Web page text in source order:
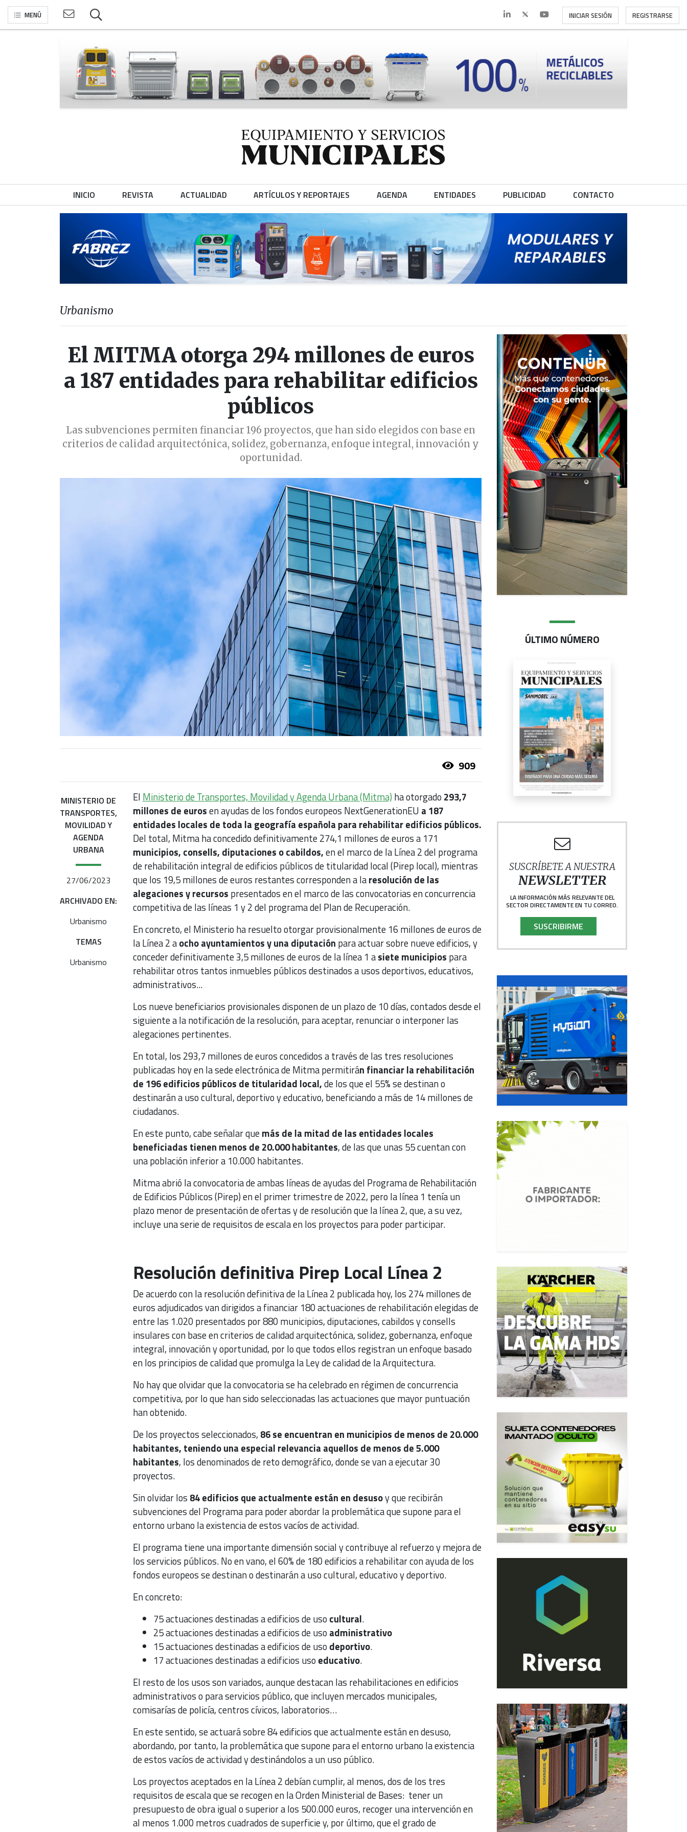
MENÚ INICIAR SESIÓN REGISTRARSE
INICIO REVISTA ACTUALIDAD ARTÍCULOS Y REPORTAJES AGENDA ENTIDADES PUBLICIDAD CONTACTO
Urbanismo
El MITMA otorga 294 millones de euros
a 187 entidades para rehabilitar edificios
públicos
Las subvenciones permiten financiar 196 proyectos, que han sido elegidos con base en
criterios de calidad arquitectónica, solidez, gobernanza, enfoque integral, innovación y
oportunidad.
909
MINISTERIO DE
TRANSPORTES,
MOVILIDAD Y
AGENDA
URBANA
27/06/2023
ARCHIVADO EN:
Urbanismo
TEMAS
Urbanismo
El Ministerio de Transportes, Movilidad y Agenda Urbana (Mitma) ha otorgado 293,7
millones de eurosen ayudas de los fondos europeos NextGenerationEU a 187
entidades locales de toda la geografía española para rehabilitar edificios públicos.
Del total, Mitma ha concedido definitivamente 274,1 millones de euros a 171
municipios, consells, diputaciones o cabildos,en el marco de la Línea 2 del programa
de rehabilitación integral de edificios públicos de titularidad local (Pirep local), mientras
que los 19,5 millones de euros restantes corresponden a laresolución de las
alegaciones y recursos presentados en el marco de las convocatorias en concurrencia
competitiva de las líneas 1 y 2 del programa del Plan de Recuperación.
En concreto, el Ministerio ha resuelto otorgar provisionalmente 16 millones de euros de
la Línea 2 aocho ayuntamientos y una diputación para actuar sobre nueve edificios, y
conceder definitivamente 3,5 millones de euros de la línea 1 asiete municipios para
rehabilitar otros tantos inmuebles públicos destinados a usos deportivos, educativos,
administrativos...
Los nueve beneficiarios provisionales disponen de un plazo de 10 días, contados desde el
siguiente a la notificación de la resolución, para aceptar, renunciar o interponer las
alegaciones pertinentes.
En total, los 293,7 millones de euros concedidos a través de las tres resoluciones
publicadas hoy en la sede electrónica de Mitma permitirán financiar la rehabilitación
de 196 edificios públicos de titularidad local,de los que el 55% se destinan o
destinarán a uso cultural, deportivo y educativo, beneficiando a más de 14 millones de
ciudadanos.
En este punto, cabe señalar quemás de la mitad de las entidades locales
beneficiadas tienen menos de 20.000 habitantes, de las que unas 55 cuentan con
una población inferior a 10.000 habitantes.
Mitma abrió la convocatoria de ambas líneas de ayudas del Programa de Rehabilitación
de Edificios Públicos (Pirep) en el primer trimestre de 2022, pero la línea 1 tenía un
plazo menor de presentación de ofertas y de resolución que la línea 2, que, a su vez,
incluye una serie de requisitos de escala en los proyectos para poder participar.
Resolución definitiva Pirep Local Línea 2
De acuerdo con la resolución definitiva de la Línea 2 publicada hoy, los 274 millones de
euros adjudicados van dirigidos a financiar 180 actuaciones de rehabilitación elegidas de
entre las 1.020 presentados por 880 municipios, diputaciones, cabildos y consells
insulares con base en criterios de calidad arquitectónica, solidez, gobernanza, enfoque
integral, innovación y oportunidad, por lo que todos ellos registran un enfoque basado
en los principios de calidad que promulga la Ley de calidad de la Arquitectura.
No hay que olvidar que la convocatoria se ha celebrado en régimen de concurrencia
competitiva, por lo que han sido seleccionadas las actuaciones que mayor puntuación
han obtenido.
De los proyectos seleccionados, 86 se encuentran en municipios de menos de 20.000
habitantes, teniendo una especial relevancia aquellos de menos de 5.000
habitantes, los denominados de reto demográfico, donde se van a ejecutar 30
proyectos.
Sin olvidar los 84 edificios que actualmente están en desusoy que recibirán
subvenciones del Programa para poder abordar la problemática que supone para el
entorno urbano la existencia de estos vacíos de actividad.
El programa tiene una importante dimensión social y contribuye al refuerzo y mejora de
los servicios públicos. No en vano, el 60% de 180 edificios a rehabilitar con ayuda de los
fondos europeos se destinan o destinarán a uso cultural, educativo y deportivo.
En concreto:
75 actuaciones destinadas a edificios de uso cultural.
25 actuaciones destinadas a edificios de uso administrativo
15 actuaciones destinadas a edificios de uso deportivo.
17 actuaciones destinadas a edificios uso educativo.
El resto de los usos son variados, aunque destacan las rehabilitaciones en edificios
administrativos o para servicios público, que incluyen mercados municipales,
comisarías de policía, centros cívicos, laboratorios…
En este sentido, se actuará sobre 84 edificios que actualmente están en desuso,
abordando, por tanto, la problemática que supone para el entorno urbano la existencia
de estos vacíos de actividad y destinándolos a un uso público.
Los proyectos aceptados en la Línea 2 debían cumplir, al menos, dos de los tres
requisitos de escala que se recogen en la Orden Ministerial de Bases: tener un
presupuesto de obra igual o superior a los 500.000 euros, recoger una intervención en
al menos 1.000 metros cuadrados de superficie y, por último, que el grado de
ÚLTIMO NÚMERO
SUSCRÍBETE A NUESTRA
NEWSLETTER
LA INFORMACIÓN MÁS RELEVANTE DEL
SECTOR DIRECTAMENTE EN TU CORREO.
SUSCRIBIRME